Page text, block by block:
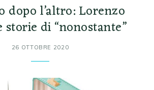
dopo l’altro: Lorenzo
storie di “nonostante”
26 OTTOBRE 2020